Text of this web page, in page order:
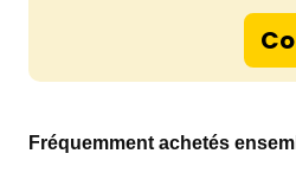
Fréquemment achetés